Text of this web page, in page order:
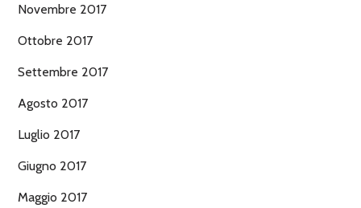
Novembre 2017
Ottobre 2017
Settembre 2017
Agosto 2017
Luglio 2017
Giugno 2017
Maggio 2017